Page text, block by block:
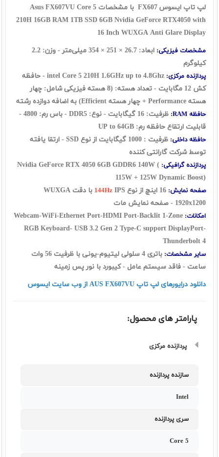
لپ تاپ ایسوس FX607 با مشخصات Asus FX607VU Core 5
210H 16GB RAM 1TB SSD 6GB Nvidia GeForce RTX4050 with
16 Inch WUXGA Anti Glare Display
مشخصات فیزیکی:
ابعاد: 26.7 × 251 × 354 میلی‌متر - وزن: 2.2
کیلوگرم
پردازنده مرکزی: intel Core 5 210H 1.6GHz up to 4.8Ghz - حافظه
کش 12 مگابایت - تعداد هسته: (8 هسته فیزیکی شامل: چهار
هسته Performance + چهار هسته Efficient) به اضافه دوازده رشته
حافظه RAM:
ظرفیت: 16 گيگابايت - نوع: DDR5 - باس رم: 4800 -
قابلیت ارتقاع حافظه رم: UP to 64GB
حافظه داخلی:
ظرفیت : 1000 گیگابایت از نوع SSD - ارتقا یافته
توسط شرکت گارانتی کننده
پردازنده گرافیکی: Nvidia GeForce RTX 4050 6GB GDDR6 140W (
115W + 125W Dynamic Boost)
صفحه نمایش: 144Hz
IPS با دقت WUXGA
1920x1200 - صفحه نمایش مات
امکانات: Webcam-WiFi-Ethernet Port-HDMI Port-Backlit 1-Zone
RGB Keyboard- USB 3.2 Gen 2 Type-C support DisplayPort-
Thunderbolt 4
سایر مشخصات:
باتری 4 سلولی لیتیوم-یونی با ظرفیت 56 وات
ساعت - فاقد سیستم عامل - کیبورد با نور پس زمینه
دانلود درایورهای لپ تاپ AUS FX607VU از وب سایت ایسوس
پارامتر های محصول:
پردازنده مرکزی
سازنده پردازنده
Intel
سری پردازنده
Core 5